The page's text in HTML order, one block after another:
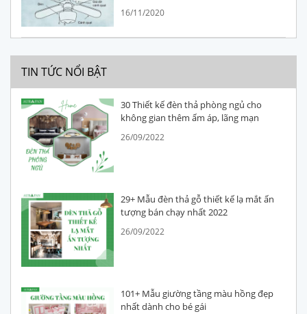
16/11/2020
TIN TỨC NỔI BẬT
30 Thiết kế đèn thả phòng ngủ cho
không gian thêm ấm áp, lãng mạn
26/09/2022
29+ Mẫu đèn thả gỗ thiết kế lạ mắt ấn
tượng bán chạy nhất 2022
26/09/2022
101+ Mẫu giường tầng màu hồng đẹp
nhất dành cho bé gái